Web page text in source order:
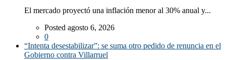
El mercado proyectó una inflación menor al 30% anual y...
Posted agosto 6, 2026
0
“Intenta desestabilizar”: se suma otro pedido de renuncia en el
Gobierno contra Villarruel